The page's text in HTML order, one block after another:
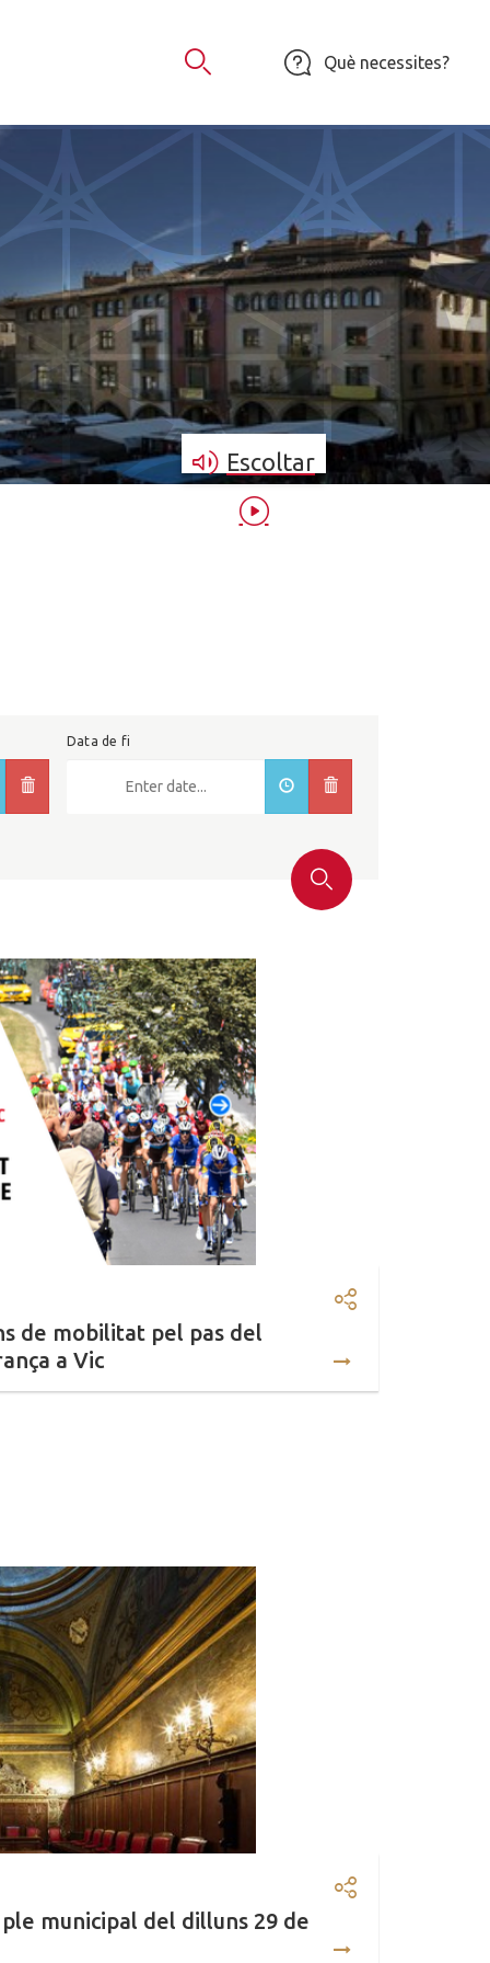
Obrir Cercador
Què necessites?
Escoltar
Data de fi
Cercar
I Premi de Comunicació Científica Ràdio
de mobilitat pel pas del
a Vic
Compartir:
de Vic celebrarà divendres vinent la Gran
municipal del dilluns 29 de
Compartir: